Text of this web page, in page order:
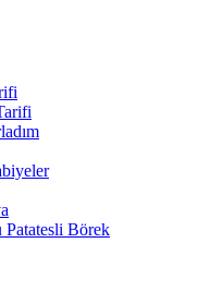
Patatesli Börek